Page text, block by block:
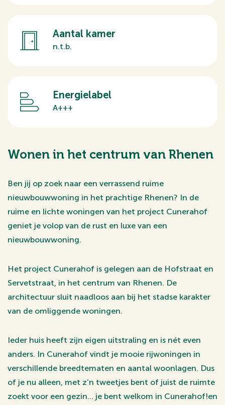
Aantal kamer
n.t.b.
Energielabel
A+++
Wonen in het centrum van Rhenen
Ben jij op zoek naar een verrassend ruime
nieuwbouwwoning in het prachtige Rhenen? In de
ruime en lichte woningen van het project Cunerahof
geniet je volop van de rust en luxe van een
nieuwbouwwoning.
Het project Cunerahof is gelegen aan de Hofstraat en
Servetstraat, in het centrum van Rhenen. De
architectuur sluit naadloos aan bij het stadse karakter
van de omliggende woningen.
Ieder huis heeft zijn eigen uitstraling en is nét even
anders. In Cunerahof vindt je mooie rijwoningen in
verschillende breedtematen en aantal woonlagen. Dus
of je nu alleen, met z’n tweetjes bent of juist de ruimte
zoekt voor een gezin… je bent welkom in Cunerahof!en